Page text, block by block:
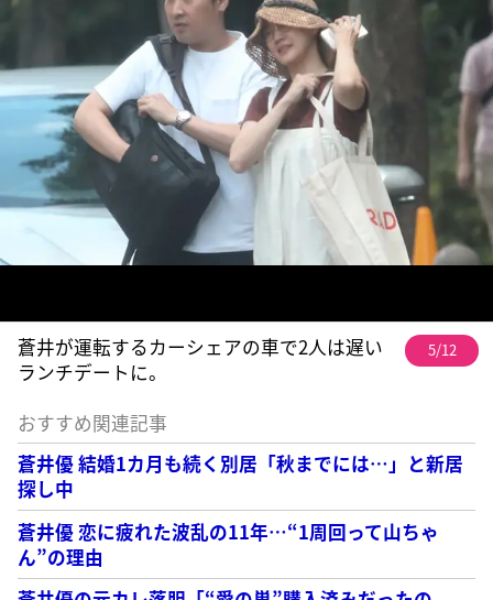
蒼井が運転するカーシェアの車で2人は遅い
ランチデートに。
5/12
おすすめ関連記事
蒼井優 結婚1カ月も続く別居「秋までには…」と新居
探し中
蒼井優 恋に疲れた波乱の11年…“1周回って山ちゃ
ん”の理由